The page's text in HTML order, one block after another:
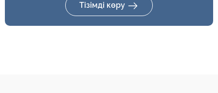
Тізімді көру